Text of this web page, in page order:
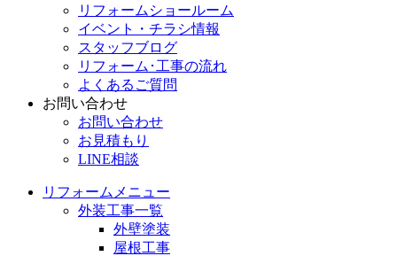
リフォームショールーム
イベント・チラシ情報
スタッフブログ
リフォーム･工事の流れ
よくあるご質問
お問い合わせ
お問い合わせ
お見積もり
LINE相談
リフォームメニュー
外装工事一覧
外壁塗装
屋根工事